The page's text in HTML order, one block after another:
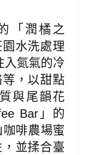
「潤橘之
水洗處理
入氮氣的冷
，以甜點
與尾韻花
Bar」的
咖啡農場蜜
並揉合臺